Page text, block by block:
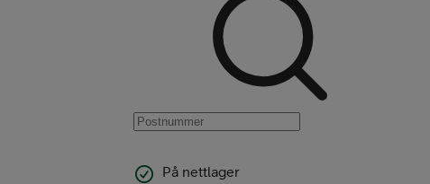
Mobil med abonnement
På nettlager